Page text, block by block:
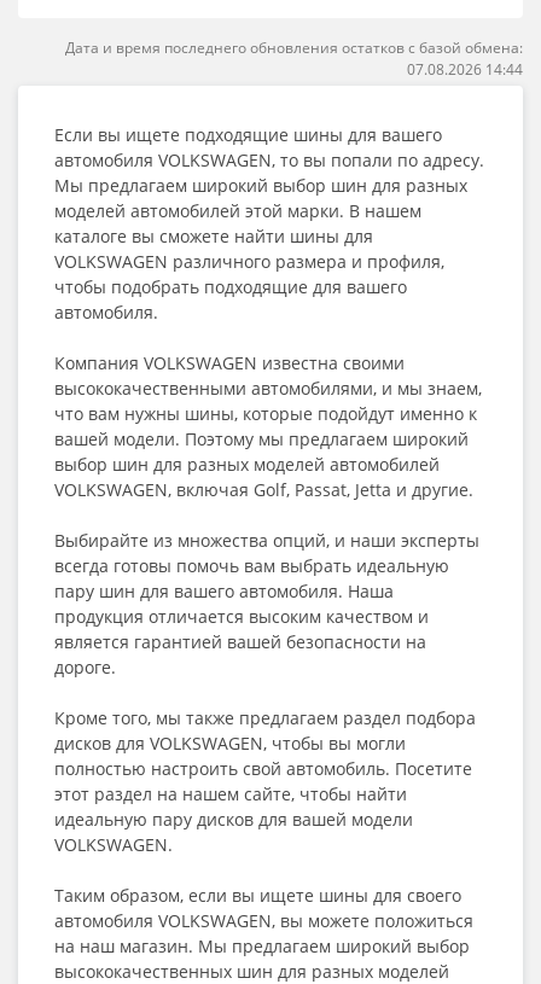
Дата и время последнего обновления остатков с базой обмена:
07.08.2026 14:44
Если вы ищете подходящие шины для вашего
автомобиля VOLKSWAGEN, то вы попали по адресу.
Мы предлагаем широкий выбор шин для разных
моделей автомобилей этой марки. В нашем
каталоге вы сможете найти шины для
VOLKSWAGEN различного размера и профиля,
чтобы подобрать подходящие для вашего
автомобиля.
Компания VOLKSWAGEN известна своими
высококачественными автомобилями, и мы знаем,
что вам нужны шины, которые подойдут именно к
вашей модели. Поэтому мы предлагаем широкий
выбор шин для разных моделей автомобилей
VOLKSWAGEN, включая Golf, Passat, Jetta и другие.
Выбирайте из множества опций, и наши эксперты
всегда готовы помочь вам выбрать идеальную
пару шин для вашего автомобиля. Наша
продукция отличается высоким качеством и
является гарантией вашей безопасности на
дороге.
Кроме того, мы также предлагаем раздел подбора
дисков для VOLKSWAGEN, чтобы вы могли
полностью настроить свой автомобиль. Посетите
этот раздел на нашем сайте, чтобы найти
идеальную пару дисков для вашей модели
VOLKSWAGEN.
Таким образом, если вы ищете шины для своего
автомобиля VOLKSWAGEN, вы можете положиться
на наш магазин. Мы предлагаем широкий выбор
высококачественных шин для разных моделей